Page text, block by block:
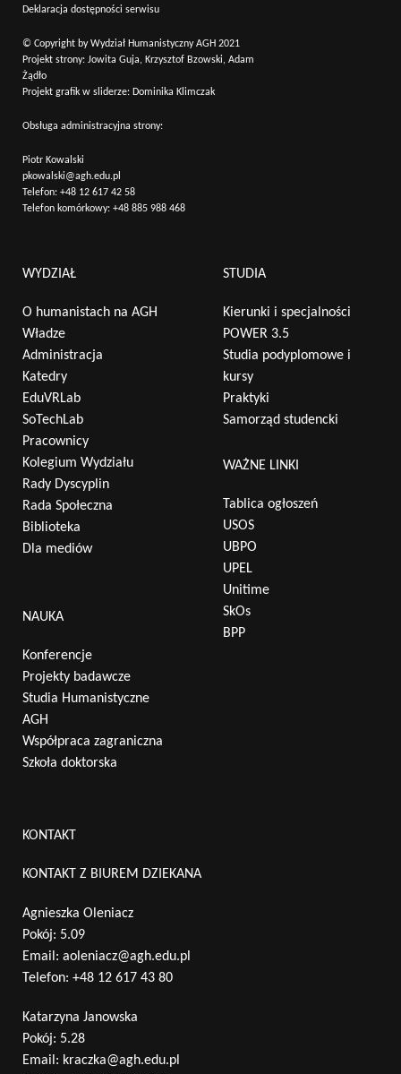
Deklaracja dostępności serwisu
© Copyright by Wydział Humanistyczny AGH 2021
Projekt strony: Jowita Guja, Krzysztof Bzowski, Adam
Żądło
Projekt grafik w sliderze: Dominika Klimczak
Obsługa administracyjna strony:
Piotr Kowalski
pkowalski@agh.edu.pl
Telefon: +48 12 617 42 58
Telefon komórkowy: +48 885 988 468
WYDZIAŁ
O humanistach na AGH
Władze
Administracja
Katedry
EduVRLab
SoTechLab
Pracownicy
Kolegium Wydziału
Rady Dyscyplin
Rada Społeczna
Biblioteka
Dla mediów
NAUKA
Konferencje
Projekty badawcze
Studia Humanistyczne
AGH
Współpraca zagraniczna
Szkoła doktorska
STUDIA
Kierunki i specjalności
POWER 3.5
Studia podyplomowe i
kursy
Praktyki
Samorząd studencki
WAŻNE LINKI
Tablica ogłoszeń
USOS
UBPO
UPEL
Unitime
SkOs
BPP
KONTAKT
KONTAKT Z BIUREM DZIEKANA
Agnieszka Oleniacz
Pokój: 5.09
Email: aoleniacz@agh.edu.pl
Telefon: +48 12 617 43 80
Katarzyna Janowska
Pokój: 5.28
Email: kraczka@agh.edu.pl